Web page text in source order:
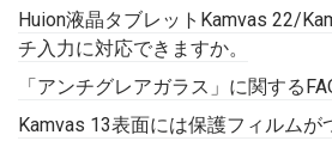
Huion液晶タブレットKamvas 22/
チ入力に対応できますか。
「アンチグレアガラス」に関する
Kamvas 13表面には保護フィルムが